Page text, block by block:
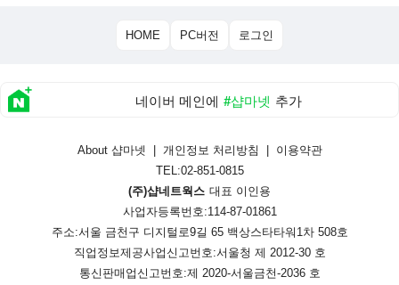
HOME PC버전 로그인
네이버 메인에 #샵마넷 추가
About 샵마넷 개인정보 처리방침
이용약관
TEL:02-851-0815
(주)샵네트웍스 대표 이인용
사업자등록번호:114-87-01861
주소:서울 금천구 디지털로9길 65 백상스타타워1차 508호
직업정보제공사업신고번호:서울청 제 2012-30 호
통신판매업신고번호:제 2020-서울금천-2036 호